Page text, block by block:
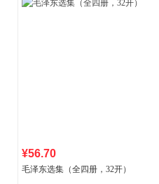
¥56.70
毛泽东选集（全四册，32开）